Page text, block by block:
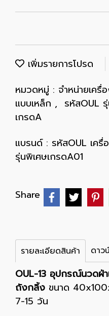
เพิ่มรายการโปรด
หมวดหมู่ : จำหน่ายเค
แบบเหล็ก , รหัสOUL
เกรดA
แบรนด์ : รหัสOUL เค
รุ่นพิเศษเกรดA01
Share
รายละเอียดสินค้า ดาว
OUL-13 อุปกรณ์นวดฝ่า
ถังกลิ้ง ขนาด
7-15 วัน